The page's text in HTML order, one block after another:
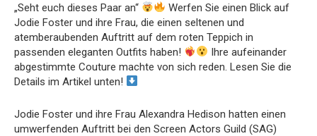
„Seht euch dieses Paar an“
Werfen Sie einen Blick auf
Jodie Foster und ihre Frau, die einen seltenen und
atemberaubenden Auftritt auf dem roten Teppich in
passenden eleganten Outfits haben!
Ihre aufeinander
abgestimmte Couture machte von sich reden. Lesen Sie die
Details im Artikel unten!
Jodie Foster und ihre Frau Alexandra Hedison hatten einen
umwerfenden Auftritt bei den Screen Actors Guild (SAG)